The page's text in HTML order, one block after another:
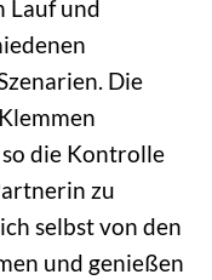
Lauf und
Die
die Kontrolle
zu
selbst von den
und genießen